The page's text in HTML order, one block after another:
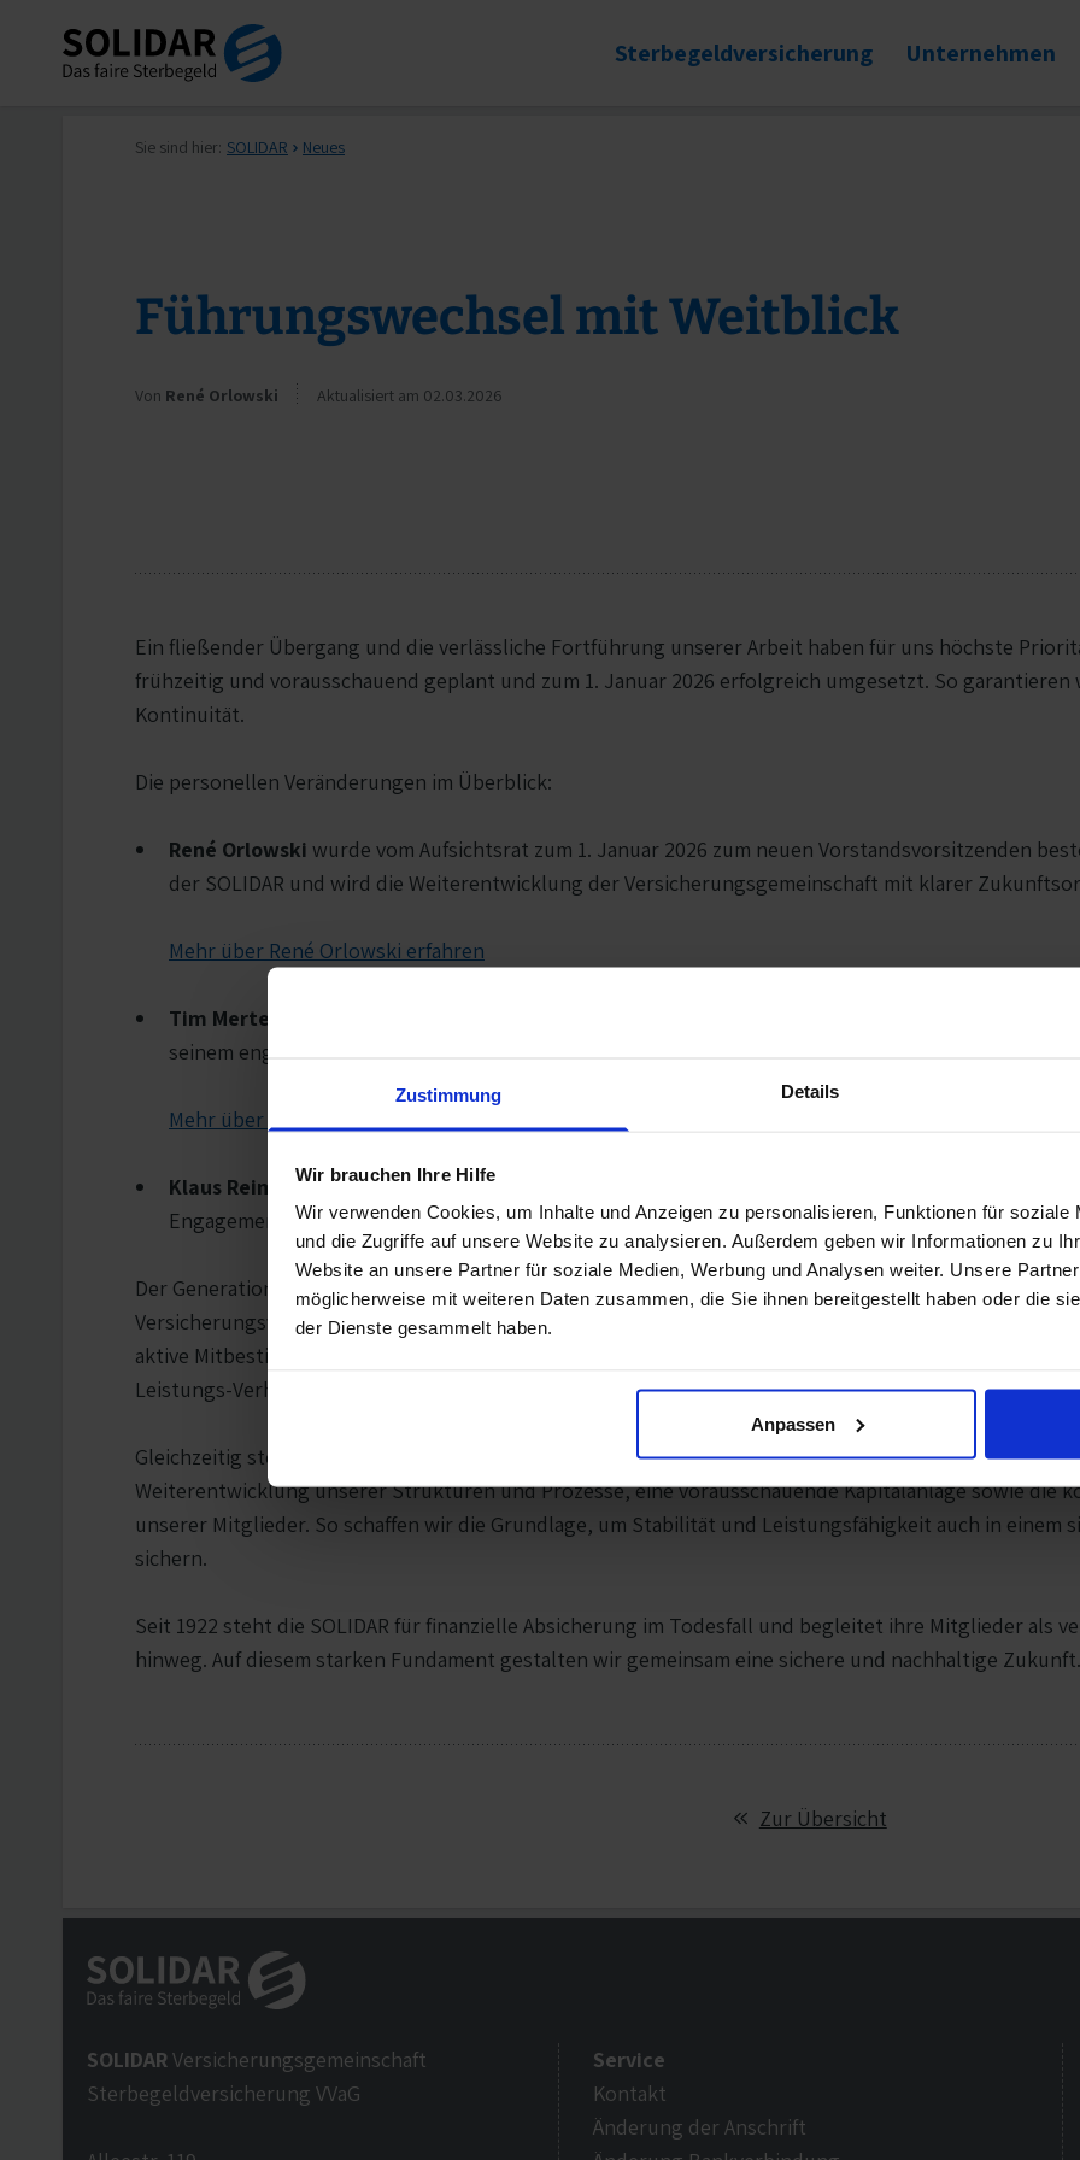
Zustimmung Details
Wir brauchen Ihre Hilfe
Wir verwenden Cookies, um Inhalte und Anzeigen zu personalisieren, Funktionen für soziale
und die Zugriffe auf unsere Website zu analysieren. Außerdem geben wir Informationen zu
Website an unsere Partner für soziale Medien, Werbung und Analysen weiter. Unsere
möglicherweise mit weiteren Daten zusammen, die Sie ihnen bereitgestellt haben oder die
der Dienste gesammelt haben.
Anpassen
Sterbegeldversicherung Unternehmen
Sie sind hier: SOLIDAR Neues
Führungswechsel mit Weitblick
Von René Orlowski Aktualisiert am 02.03.2026
Ein fließender Übergang und die verlässliche Fortführung unserer Arbeit haben für uns höchste
frühzeitig und vorausschauend geplant und zum 1. Januar 2026 erfolgreich umgesetzt. So
Kontinuität.
Die personellen Veränderungen im Überblick:
René Orlowski wurde vom Aufsichtsrat zum 1. Januar 2026 zum neuen Vorstandsvorsitzenden
der SOLIDAR und wird die Weiterentwicklung der Versicherungsgemeinschaft mit klarer
Mehr über René Orlowski erfahren
Tim Mertens
verstärkt seit Jahresbeginn als neues Mitglied den Vorstand. Mit seiner
seinem engagierten Einsatz setzt er wertvolle Impulse für die strategische Weiterentwicklung der
Mehr über Tim Mertens erfahren
Klaus Reimannist zum Jahresende 2025 in den wohlverdienten Ruhestand getreten. Wir danken
Engagement und seinen Einsatz für unsere Mitglieder.
Der Generationenwechsel im Vorstand verbindet Kontinuität mit frischen Impulsen für die Zukunft.
Versicherungsverein auf Gegenseitigkeit konsequent an ihren zentralen Werten orientieren: gelebte
aktive Mitbestimmung der Mitglieder. Unser oberstes Ziel bleibt dabei unverändert: Wir wollen
Leistungs-Verhältnis bieten.
Gleichzeitig stellen wir die Versicherungsgemeinschaft strategisch und organisatorisch
Weiterentwicklung unserer Strukturen und Prozesse, eine vorausschauende Kapitalanlage sowie die
unserer Mitglieder. So schaffen wir die Grundlage, um Stabilität und Leistungsfähigkeit auch in einem
sichern.
Seit 1922 steht die SOLIDAR für finanzielle Absicherung im Todesfall und begleitet ihre Mitglieder als
hinweg. Auf diesem starken Fundament gestalten wir gemeinsam eine sichere und nachhaltige Zukunft.
Zur Übersicht
SOLIDARVersicherungsgemeinschaft
Sterbegeldversicherung VVaG
Service
Kontakt
Änderung der Anschrift